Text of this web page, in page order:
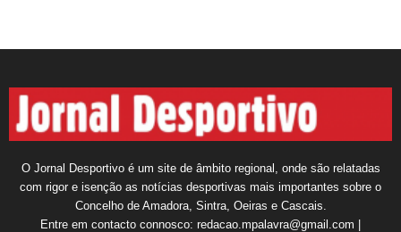
O Jornal Desportivo é um site de âmbito regional, onde são relatadas
com rigor e isenção as notícias desportivas mais importantes sobre o
Concelho de Amadora, Sintra, Oeiras e Cascais.
Entre em contacto connosco: redacao.mpalavra@gmail.com |